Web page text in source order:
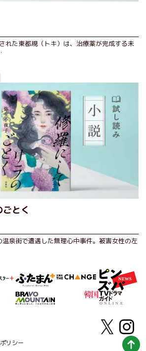
れた東都規（トキ）は、治療薬が完成する未
とく
泉街で遭遇した無理心中事件。被害女性の左
リシー